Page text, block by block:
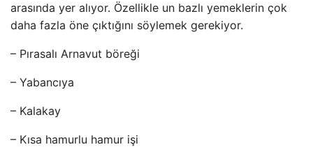
arasında yer alıyor. Özellikle un bazlı yemeklerin çok
daha fazla öne çıktığını söylemek gerekiyor.
– Pırasalı Arnavut böreği
– Yabancıya
– Kalakay
– Kısa hamurlu hamur işi